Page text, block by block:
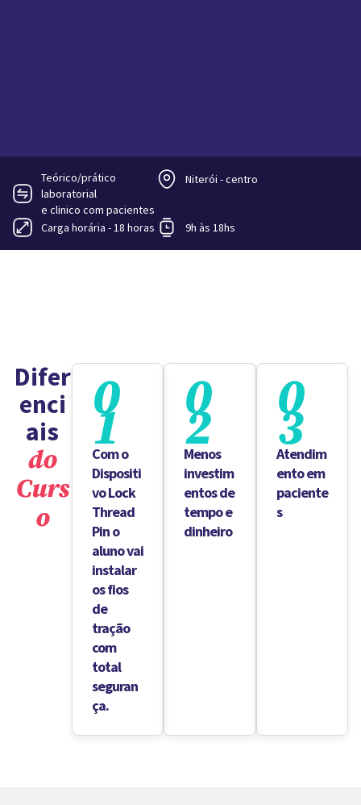
Teórico/prático
laboratorial
e clinico com pacientes
Niterói - centro
Carga horária - 18 horas 9h às 18hs
Difer
enci
ais
do
Curs
o
0
1
Com o
Dispositi
vo Lock
Thread
Pin o
aluno vai
instalar
os fios
de
tração
com
total
seguran
ça.
0
2
Menos
investim
entos de
tempo e
dinheiro
0
3
Atendim
ento em
paciente
s